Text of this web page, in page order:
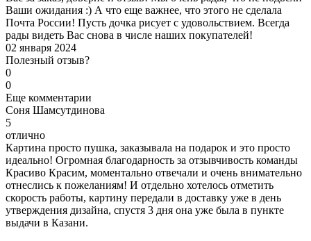
Ваши ожидания :) А что еще важнее, что этого не сделала
Почта России! Пусть дочка рисует с удовольствием. Всегда
рады видеть Вас снова в числе наших покупателей!
02 января 2024
Полезный отзыв?
0
0
Еще комментарии
Соня Шамсутдинова
5
отлично
Картина просто пушка, заказывала на подарок и это просто
идеально! Огромная благодарность за отзывчивость команды
Красиво Красим, моментально отвечали и очень внимательно
отнеслись к пожеланиям! И отдельно хотелось отметить
скорость работы, картину передали в доставку уже в день
утверждения дизайна, спустя 3 дня она уже была в пункте
выдачи в Казани.